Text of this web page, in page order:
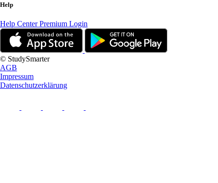
Help
Help CenterPremium Login
© StudySmarter
AGB
Impressum
Datenschutzerklärung